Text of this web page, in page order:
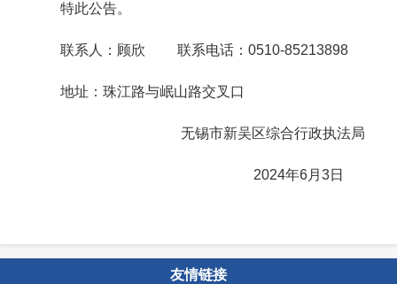
特此公告。
联系人：顾欣 联系电话：0510-85213898
地址：珠江路与岷山路交叉口
无锡市新吴区综合行政执法局
2024年6月3日
友情链接